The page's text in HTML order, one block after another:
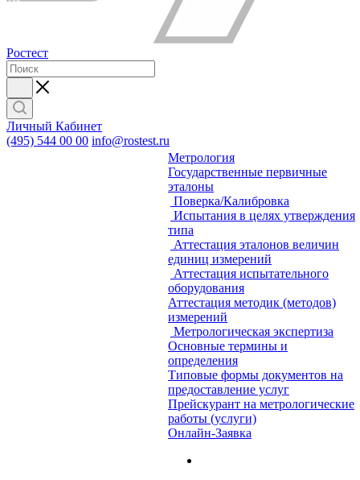
Ростест
Личный Кабинет
(495) 544 00 00 info@rostest.ru
Метрология
Государственные первичные
эталоны
Поверка/Калибровка
Испытания в целях утверждения
типа
Аттестация эталонов величин
единиц измерений
Аттестация испытательного
оборудования
Аттестация методик (методов)
измерений
Метрологическая экспертиза
Основные термины и
определения
Типовые формы документов на
предоставление услуг
Прейскурант на метрологические
работы (услуги)
Онлайн-Заявка